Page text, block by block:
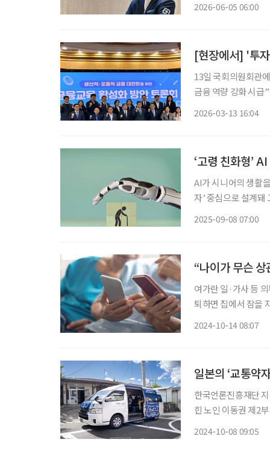
2026-06-05 06:00
[현장에서] '투
13일 국회의원회관
금융 역량 강화 시급” 건강한 금융 생태계를 만들기 위해서는 제도 개선만으로는 한계가 있으
2026-03-13 16:04
‘고령 친화형’
AI가 시니어의 생활
자’ 중심으로 설계돼
2025-09-08 07:00
“나이가 무슨 상
여가란 일·가사 등
퇴하면 집에서 잠을
2024-10-14 08:07
일본의 ‘교통약
한국언론진흥재단
힌 노인 이동권 제2
2024-10-08 09:05